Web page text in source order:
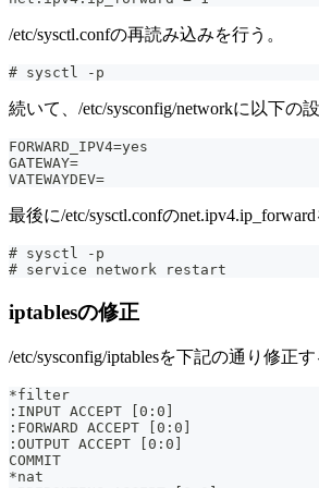
/etc/sysctl.confの再読み込みを行う。
# sysctl -p
続いて、/etc/sysconfig/networkに以下の
FORWARD_IPV4=yes
GATEWAY=
VATEWAYDEV=
最後に/etc/sysctl.confの
# sysctl -p
# service network restart
iptablesの修正
/etc/sysconfig/iptablesを下記の通り修正す
*filter
:INPUT ACCEPT [0:0]
:FORWARD ACCEPT [0:0]
:OUTPUT ACCEPT [0:0]
COMMIT
*nat